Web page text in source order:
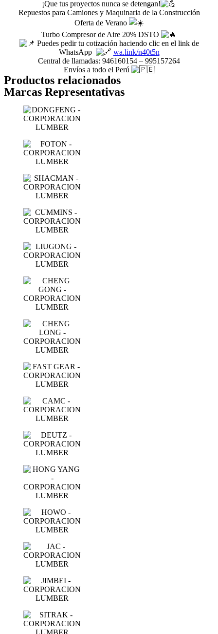
¡Que tus proyectos nunca se detengan!
Repuestos para Camiones y Maquinaria de la Construcción
Oferta de Verano
Turbo Compresor de Aire 20% DSTO
Puedes pedir tu cotización haciendo clic en el link de
WhatsApp
wa.link/n40t5n
Central de llamadas: 946160154 – 995157264
Envíos a todo el Perú
Productos relacionados
Marcas Representativas